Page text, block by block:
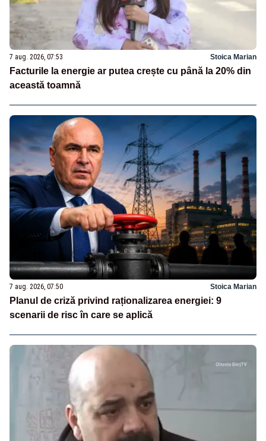
7 aug. 2026, 07:53 Stoica Marian
Facturile la energie ar putea crește cu până la 20% din
această toamnă
7 aug. 2026, 07:50 Stoica Marian
Planul de criză privind raționalizarea energiei: 9
scenarii de risc în care se aplică